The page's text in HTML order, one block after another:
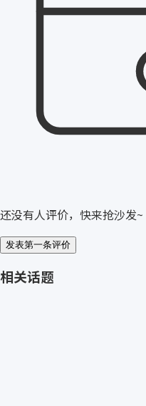
还没有人评价，快来抢沙发~
发表第一条评价
相关话题